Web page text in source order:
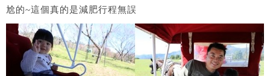
尬的~這個真的是減肥行程無誤